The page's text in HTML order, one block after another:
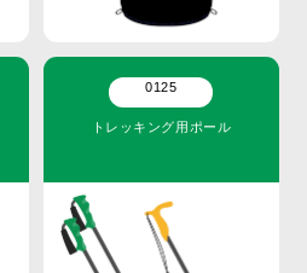
0125
トレッキング用ポール